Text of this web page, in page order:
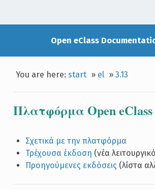
Open eClass
You are here:start » el »3.13
Πλατφόρμα Open eClass
Σχετικά με την πλατφόρμα
Τρέχουσα έκδοση (νέα
Προηγούμενες εκδόσεις (λίστα